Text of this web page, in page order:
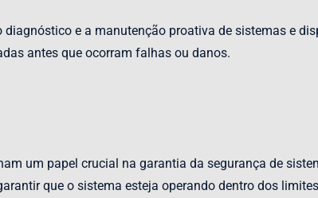
e a manutenção proativa de sistemas e
antes que ocorram falhas ou danos.
um papel crucial na garantia da segurança de
que o sistema esteja operando dentro dos